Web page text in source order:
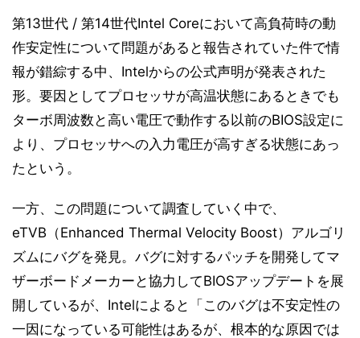
第13世代 / 第14世代Intel Coreにおいて高負荷時の動
作安定性について問題があると報告されていた件で情
報が錯綜する中、Intelからの公式声明が発表された
形。要因としてプロセッサが高温状態にあるときでも
ターボ周波数と高い電圧で動作する以前のBIOS設定に
より、プロセッサへの入力電圧が高すぎる状態にあっ
たという。
一方、この問題について調査していく中で、
eTVB（Enhanced Thermal Velocity Boost）アルゴリ
ズムにバグを発見。バグに対するパッチを開発してマ
ザーボードメーカーと協力してBIOSアップデートを展
開しているが、Intelによると「このバグは不安定性の
一因になっている可能性はあるが、根本的な原因では